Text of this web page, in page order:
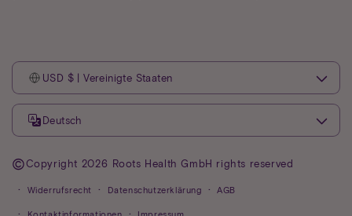
©Copyright 2026 Roots Health GmbH rights reserved
Widerrufsrecht Datenschutzerklärung AGB
USD $ | Vereinigte Staaten
Deutsch